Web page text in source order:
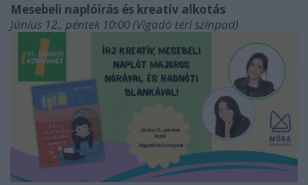
Mesebeli naplóírás és kreatív alkotás
Június 12., péntek 10:00 (Vigadó téri színpad)